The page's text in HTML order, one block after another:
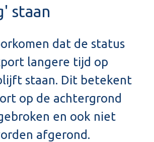
staan
dat de status
langere tijd op
staan. Dit betekent
op de achtergrond
en ook niet
afgerond.